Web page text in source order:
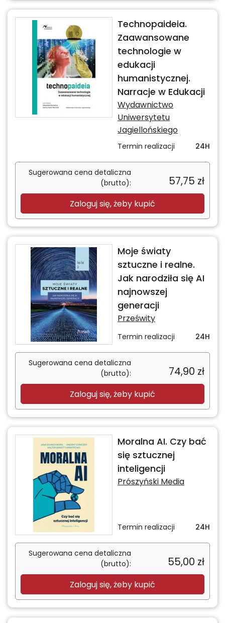
Technopaideia.
Zaawansowane
technologie w
edukacji
humanistycznej.
Narracje w Edukacji
Wydawnictwo
Uniwersytetu
Jagiellońskiego
Termin realizacji 24H
Sugerowana cena detaliczna
(brutto):
57,75 zł
Zaloguj się, żeby kupić
Moje światy
sztuczne i realne.
Jak narodziła się AI
najnowszej
generacji
Prześwity
Termin realizacji 24H
Sugerowana cena detaliczna
(brutto):
74,90 zł
Zaloguj się, żeby kupić
Moralna AI. Czy bać
się sztucznej
inteligencji
Prószyński Media
Termin realizacji 24H
Sugerowana cena detaliczna
(brutto):
55,00 zł
Zaloguj się, żeby kupić